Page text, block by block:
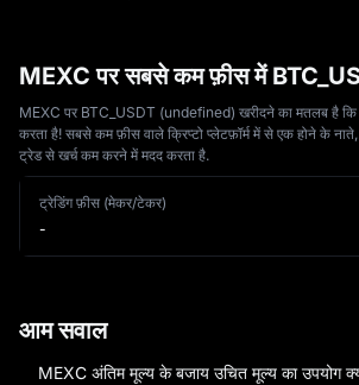
MEXC पर सबसे कम फ़ीस में
MEXC पर BTC_USDT (undefined) खरीदने का मतलब है कि
करता है! सबसे कम फ़ीस वाले क्रिप्टो प्लेटफ़ॉर्म में से एक होने के
ट्रेड से खर्च कम करने में मदद करता है.
ट्रेडिंग फ़ीस (मेकर/टेकर)
-
आम सवाल
MEXC अंतिम मूल्य के बजाय उचित मूल्य का उपयोग